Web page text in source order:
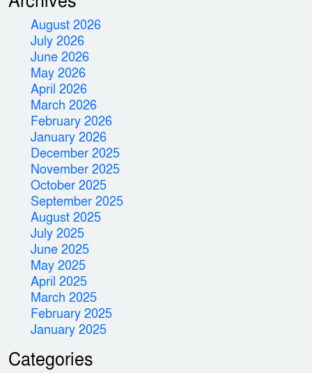
August 2026
July 2026
June 2026
May 2026
April 2026
March 2026
February 2026
January 2026
December 2025
November 2025
October 2025
September 2025
August 2025
July 2025
June 2025
May 2025
April 2025
March 2025
February 2025
January 2025
Categories